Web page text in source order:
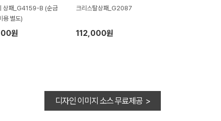
상패_G4159-B (순금
용 별도)
원
크리스탈상패_G2087
112,000원
디자인 이미지 소스 무료제공 >